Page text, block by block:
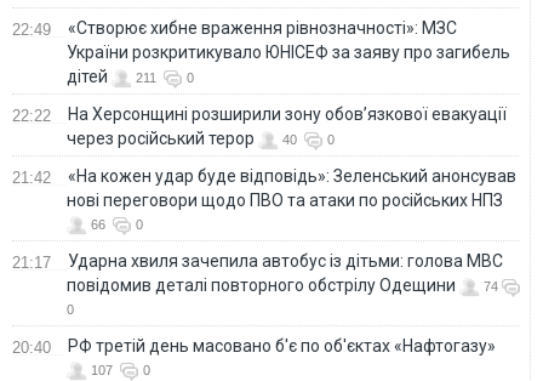
22:49
«Створює хибне враження рівнозначності»: МЗС
України розкритикувало ЮНІСЕФ за заяву про загибель
дітей
211 0
22:22
На Херсонщині розширили зону обов’язкової евакуації
через російський терор
40 0
21:42
«На кожен удар буде відповідь»: Зеленський анонсував
нові переговори щодо ПВО та атаки по російських НПЗ
66 0
21:17
Ударна хвиля зачепила автобус із дітьми: голова МВС
повідомив деталі повторного обстрілу Одещини
74
0
20:40 РФ третій день масовано б'є по об'єктах «Нафтогазу»
107 0